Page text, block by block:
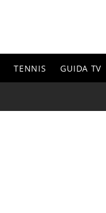
TENNIS GUIDA TV